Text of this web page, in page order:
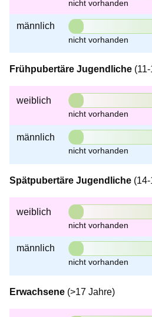
männlich
Frühpubertäre Jugendliche
weiblich
männlich
Spätpubertäre Jugendliche
weiblich
männlich
Erwachsene (>17 Jahre)